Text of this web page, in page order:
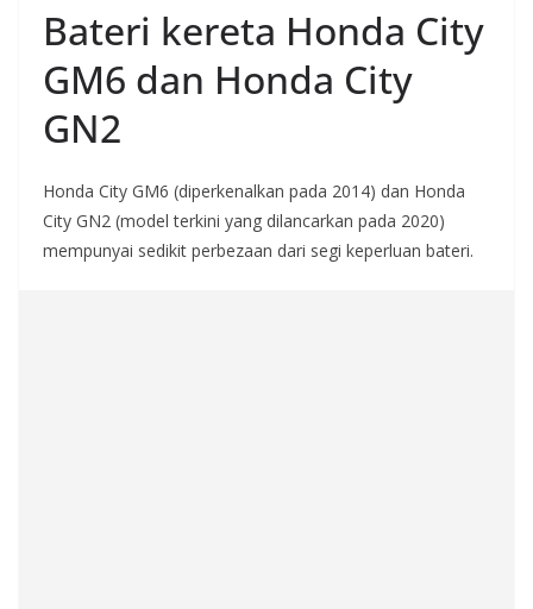
Bateri kereta Honda City
GM6 dan Honda City
GN2
Honda City GM6 (diperkenalkan pada 2014) dan Honda
City GN2 (model terkini yang dilancarkan pada 2020)
mempunyai sedikit perbezaan dari segi keperluan bateri.